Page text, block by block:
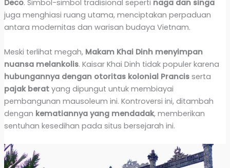
Deco. Simbol-simbol tradisional seperti naga dan singa
juga menghiasi ruang utama, menciptakan perpaduan
antara modernitas dan warisan budaya Vietnam.
Meski terlihat megah, Makam Khai Dinh menyimpan
nuansa melankolis. Kaisar Khai Dinh tidak populer karena
hubungannya dengan otoritas kolonial Prancisserta
pajak beratyang dipungut untuk membiayai
pembangunan mausoleum ini. Kontroversi ini, ditambah
dengan kematiannya yang mendadak, memberikan
sentuhan kesedihan pada situs bersejarah ini.